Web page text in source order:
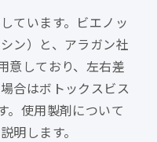
ています。ビエノッ
ン）と、アラガン社
意しており、左右差
合はボトックスビス
。使用製剤について
明します。